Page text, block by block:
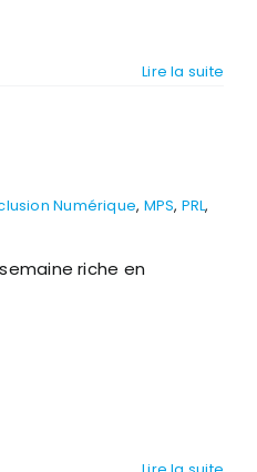
Lire la suite
Numérique, MPS, PRL,
riche en